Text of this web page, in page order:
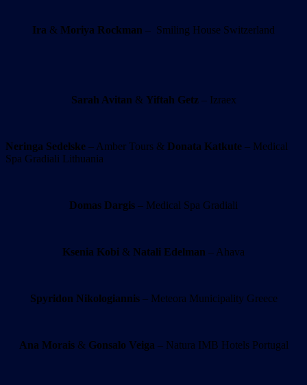
Ira & Moriya Rockman – Smiling House Switzerland
Sarah Avitan & Yiftah Getz– Izraex
Neringa Sedelske – Amber Tours & Donata Katkute – Medical
Spa Gradiali Lithuania
Domas Dargis – Medical Spa Gradiali
Ksenia Kobi & Natali Edelman – Ahava
Spyridon Nikologiannis– Meteora Municipality Greece
Ana Morais& Gonsalo Veiga – Natura IMB Hotels Portugal